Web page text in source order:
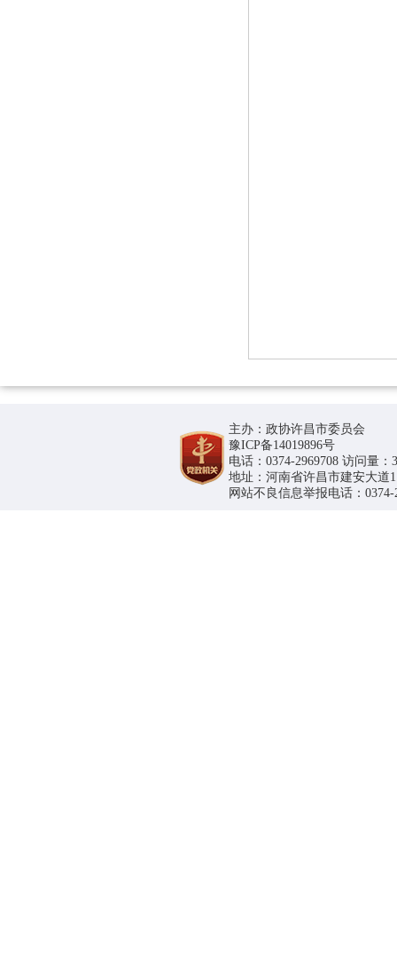
主办：政协许昌市委员会
豫ICP备14019896号
电话：0374-2969708 访问量：
地址：河南省许昌市建安大道
网站不良信息举报电话：